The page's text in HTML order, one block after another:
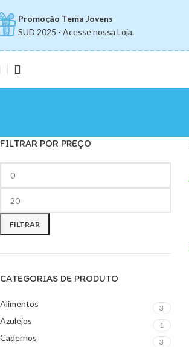
Promoção Tema Jovens
SUD 2025 - Acesse nossa Loja.
FILTRAR POR PREÇO
FILTRAR
CATEGORIAS DE PRODUTO
Alimentos 3
Azulejos 1
Cadernos 3